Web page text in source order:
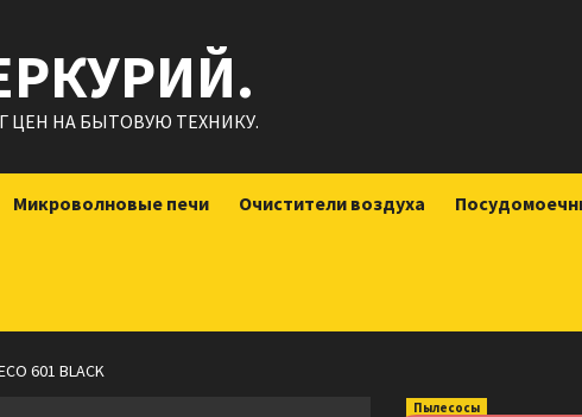
ЦЕН НА БЫТОВУЮ ТЕХНИКУ.
Микроволновые печи Очистители воздуха
601 BLACK
Пылесосы